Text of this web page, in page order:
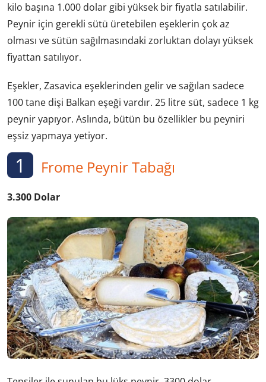
kilo başına 1.000 dolar gibi yüksek bir fiyatla satılabilir.
Peynir için gerekli sütü üretebilen eşeklerin çok az
olması ve sütün sağılmasındaki zorluktan dolayı yüksek
fiyattan satılıyor.
Eşekler, Zasavica eşeklerinden gelir ve sağılan sadece
100 tane dişi Balkan eşeği vardır. 25 litre süt, sadece 1 kg
peynir yapıyor. Aslında, bütün bu özellikler bu peyniri
eşsiz yapmaya yetiyor.
1 Frome Peynir Tabağı
3.300 Dolar